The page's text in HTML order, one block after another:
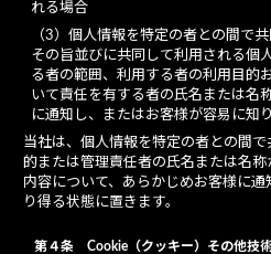
れる場合
（3）個人情報を特定の者との間で
その旨並びに共同して利用される個
る者の範囲、利用する者の利用目的
いて責任を有する者の氏名または名
に通知し、またはお客様が容易に知
当社は、個人情報を特定の者との間
的または管理責任者の氏名または名
内容について、あらかじめお客様に
り得る状態に置きます。
第４条 Cookie（クッキー）その他技